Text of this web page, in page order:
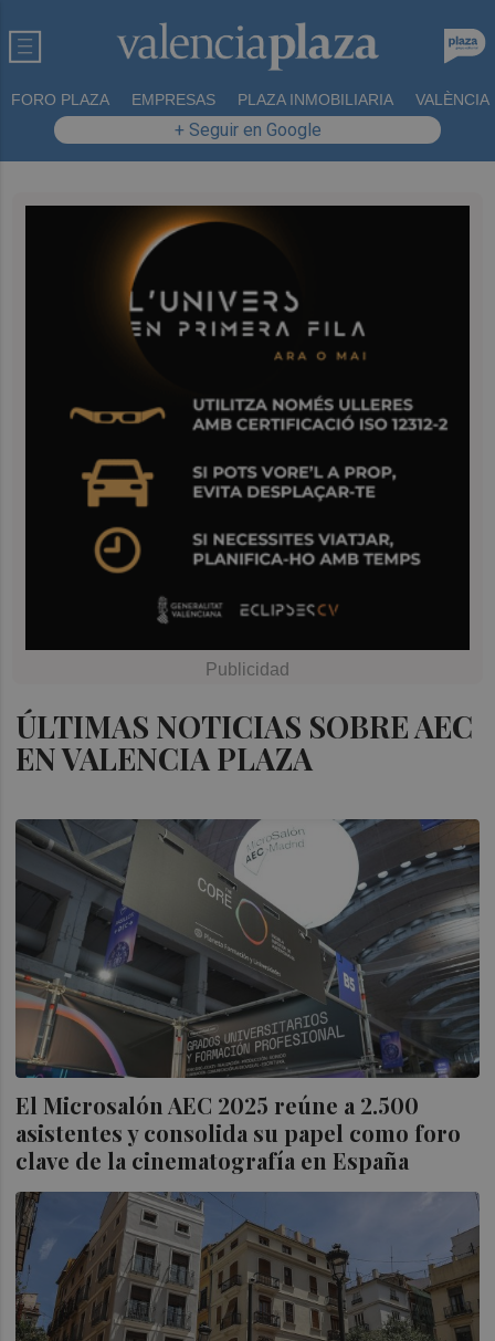
FORO PLAZA EMPRESAS PLAZA INMOBILIARIA VALÈNCIA
+ Seguir en Google
ÚLTIMAS NOTICIAS SOBRE AEC
EN VALENCIA PLAZA
El Microsalón AEC 2025 reúne a 2.500
asistentes y consolida su papel como foro
clave de la cinematografía en España